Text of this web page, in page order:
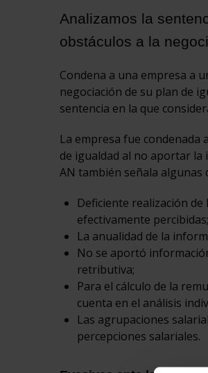
Analizamos la
obstáculos a la
Condena a una empresa a
negociación de su plan de
sentencia en la que
La empresa fue condenada
de igualdad al no aportar la
AN también señala algunas
Deficiente realización
efectivamente percibidas;
La anualidad de la
No se aportó
retributiva;
Para el cálculo de la
cuenta en el análisis
Las agrupaciones
percepciones salariales.